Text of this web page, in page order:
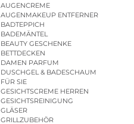
AUGENCREME
AUGENMAKEUP ENTFERNER
BADTEPPICH
BADEMÄNTEL
BEAUTY GESCHENKE
BETTDECKEN
DAMEN PARFUM
DUSCHGEL & BADESCHAUM
FÜR SIE
GESICHTSCREME HERREN
GESICHTSREINIGUNG
GLÄSER
GRILLZUBEHÖR